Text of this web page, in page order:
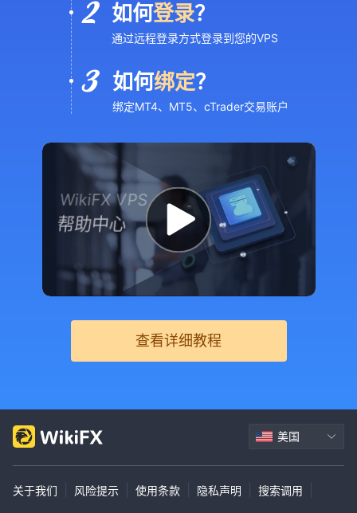
如何登录？
通过远程登录方式登录到您的VPS
如何绑定？
绑定MT4、MT5、cTrader交易账户
WikiFX VPS
帮助中心
查看详细教程
美国
关于我们 风险提示 使用条款 隐私声明 搜索调用